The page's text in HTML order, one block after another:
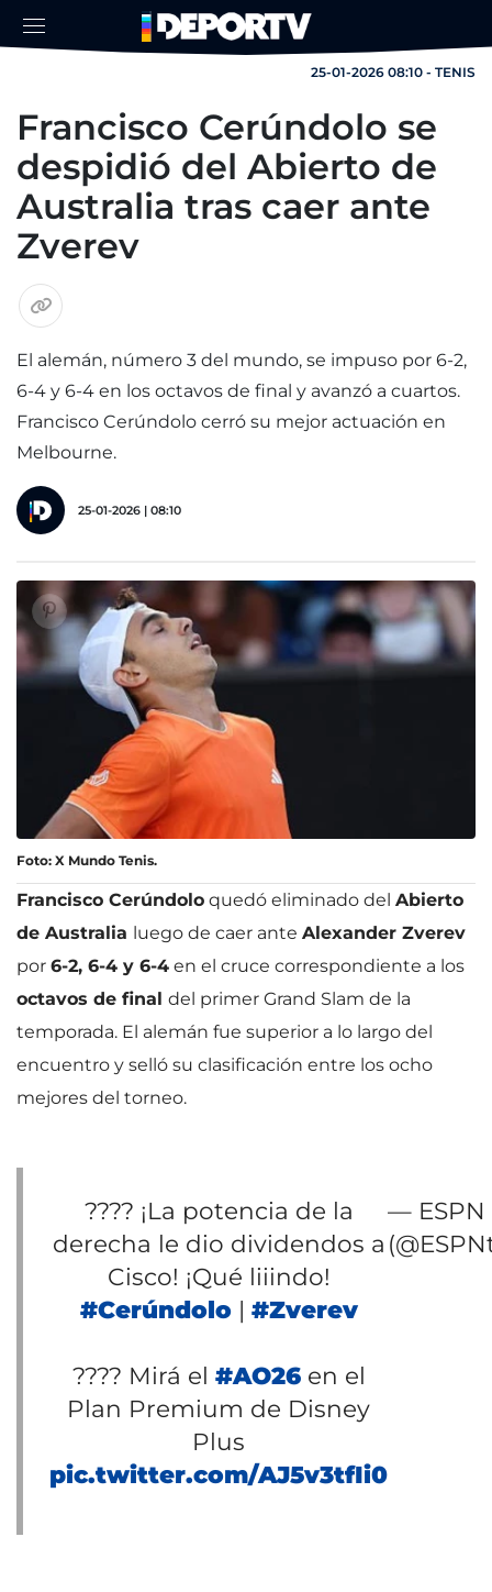
25-01-2026 08:10 - TENIS
Francisco Cerúndolo se
despidió del Abierto de
Australia tras caer ante
Zverev
El alemán, número 3 del mundo, se impuso por 6-2,
6-4 y 6-4 en los octavos de final y avanzó a cuartos.
Francisco Cerúndolo cerró su mejor actuación en
Melbourne.
25-01-2026 | 08:10
Foto: X Mundo Tenis.
Francisco Cerúndolo quedó eliminado del Abierto
de Australia luego de caer ante Alexander Zverev
por 6-2, 6-4 y 6-4 en el cruce correspondiente a los
octavos de final del primer Grand Slam de la
temporada. El alemán fue superior a lo largo del
encuentro y selló su clasificación entre los ocho
mejores del torneo.
???? ¡La potencia de la
derecha le dio dividendos a
Cisco! ¡Qué liiindo!
#Cerúndolo| #Zverev
???? Mirá el #AO26en el
Plan Premium de Disney
Plus
pic.twitter.com/AJ5v3tfIi0
— ESPN